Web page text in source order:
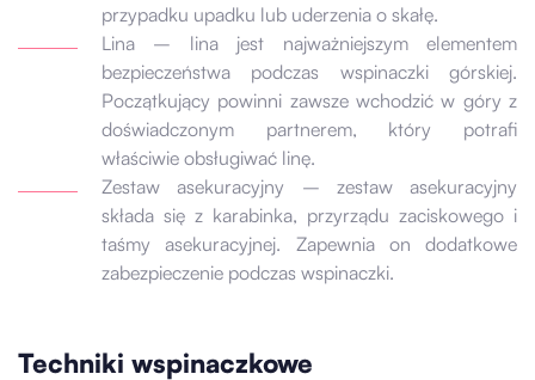
przypadku upadku lub uderzenia o skałę.
Lina – lina jest najważniejszym elementem
bezpieczeństwa podczas wspinaczki górskiej.
Początkujący powinni zawsze wchodzić w góry z
doświadczonym partnerem, który potrafi
właściwie obsługiwać linę.
Zestaw asekuracyjny – zestaw asekuracyjny
składa się z karabinka, przyrządu zaciskowego i
taśmy asekuracyjnej. Zapewnia on dodatkowe
zabezpieczenie podczas wspinaczki.
Techniki wspinaczkowe